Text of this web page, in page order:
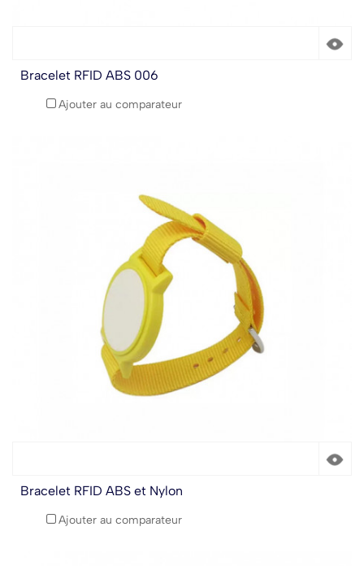
Bracelet RFID ABS 006
Ajouter au comparateur
Bracelet RFID ABS et Nylon
Ajouter au comparateur